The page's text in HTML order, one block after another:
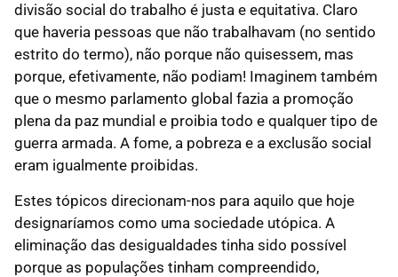
divisão social do trabalho é justa e equitativa. Claro
que haveria pessoas que não trabalhavam (no sentido
estrito do termo), não porque não quisessem, mas
porque, efetivamente, não podiam! Imaginem também
que o mesmo parlamento global fazia a promoção
plena da paz mundial e proibia todo e qualquer tipo de
guerra armada. A fome, a pobreza e a exclusão social
eram igualmente proibidas.
Estes tópicos direcionam-nos para aquilo que hoje
designaríamos como uma sociedade utópica. A
eliminação das desigualdades tinha sido possível
porque as populações tinham compreendido,